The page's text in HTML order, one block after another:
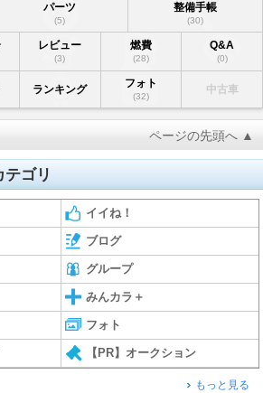
パーツ
(5)
整備手帳
(30)
レビュー
(3)
燃費
(28)
Q&A
(0)
ランキング フォト
(32)
中古車
ページの先頭へ ▲
ゴリ
イイね！
ブログ
グループ
みんカラ＋
フォト
【PR】オークション
もっと見る